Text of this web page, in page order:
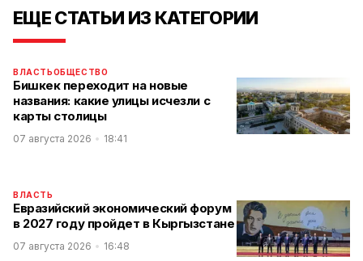
ЕЩЕ СТАТЬИ ИЗ КАТЕГОРИИ
ВЛАСТЬОБЩЕСТВО
Бишкек переходит на новые
названия: какие улицы исчезли с
карты столицы
07 августа 2026 18:41
ВЛАСТЬ
Евразийский экономический форум
в 2027 году пройдет в Кыргызстане
07 августа 2026 16:48